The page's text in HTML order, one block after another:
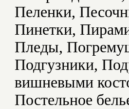
Пеленки,
Пинетки,
Пледы,
Подгузники,
вишневыми
Постельное